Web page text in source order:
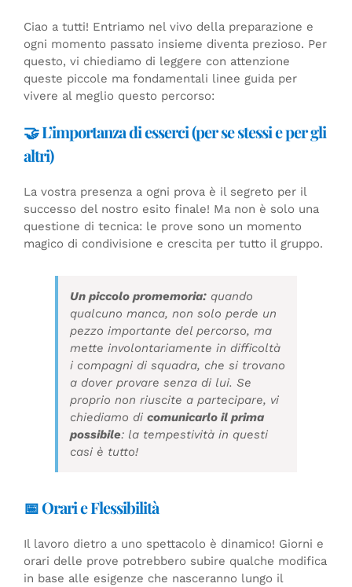
Ciao a tutti! Entriamo nel vivo della preparazione e
ogni momento passato insieme diventa prezioso. Per
questo, vi chiediamo di leggere con attenzione
queste piccole ma fondamentali linee guida per
vivere al meglio questo percorso:
🤝 L’importanza di esserci (per se stessi e per gli
altri)
La vostra presenza a ogni prova è il segreto per il
successo del nostro esito finale! Ma non è solo una
questione di tecnica: le prove sono un momento
magico di condivisione e crescita per tutto il gruppo.
Un piccolo promemoria: quando
qualcuno manca, non solo perde un
pezzo importante del percorso, ma
mette involontariamente in difficoltà
i compagni di squadra, che si trovano
a dover provare senza di lui. Se
proprio non riuscite a partecipare, vi
chiediamo di comunicarlo il prima
possibile: la tempestività in questi
casi è tutto!
📅 Orari e Flessibilità
Il lavoro dietro a uno spettacolo è dinamico! Giorni e
orari delle prove potrebbero subire qualche modifica
in base alle esigenze che nasceranno lungo il